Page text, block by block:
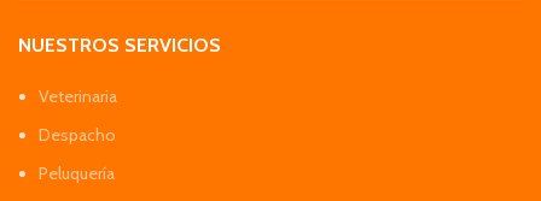
NUESTROS SERVICIOS
Veterinaria
Despacho
Peluquería